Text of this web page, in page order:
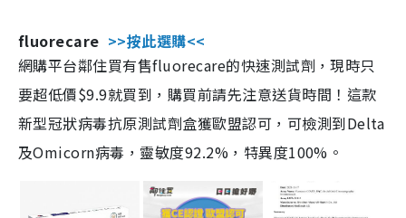
fluorecare >>按此選購<<
網購平台鄰住買有售fluorecare的快速測試劑，現時只
要超低價$9.9就買到，購買前請先注意送貨時間！這款
新型冠狀病毒抗原測試劑盒獲歐盟認可，可檢測到Delta
及Omicorn病毒，靈敏度92.2%，特異度100%。